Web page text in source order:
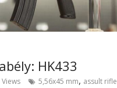
HK433
5,56x45 mm, assult rifle